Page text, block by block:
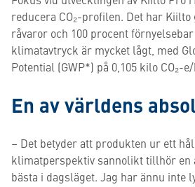
reducera CO₂-profilen. Det har
råvaror och 100 procent
klimatavtryck är mycket lågt, med
Potential (GWP*) på 0,105 kilo CO₂-
En av världens
– Det betyder att produkten ur ett
klimatperspektiv sannolikt tillhör en
bästa i dagsläget. Jag har ännu inte